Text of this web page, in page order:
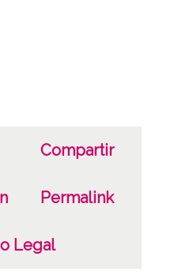
042
IBA-PP-001-042
imágenes
Compartir
Permalink
Legal